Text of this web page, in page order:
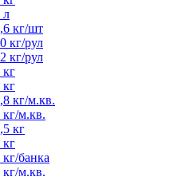
л
кг/шт
кг/рул
кг/рул
кг
кг
кг/м.кв.
кг/м.кв.
кг
кг
банка
кг/м.кв.